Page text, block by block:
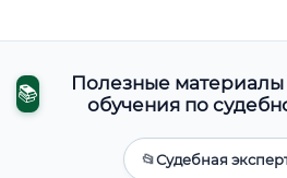
📚
Полезные
обучения по
📂Судебная